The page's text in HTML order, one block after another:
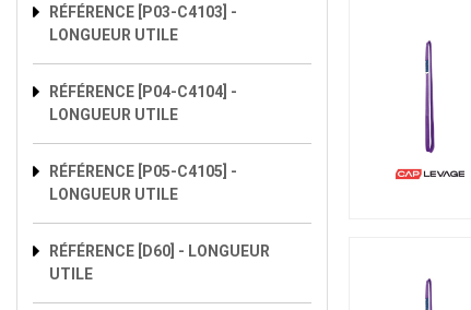
RÉFÉRENCE [P03-C4103] -
LONGUEUR UTILE
RÉFÉRENCE [P04-C4104] -
LONGUEUR UTILE
RÉFÉRENCE [P05-C4105] -
LONGUEUR UTILE
RÉFÉRENCE [D60] - LONGUEUR
UTILE